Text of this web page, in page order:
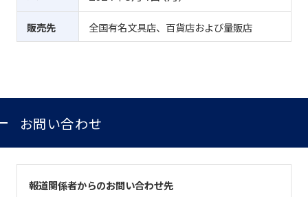
販売先 全国有名文具店、百貨店および量販店
お問い合わせ
報道関係者からのお問い合わせ先